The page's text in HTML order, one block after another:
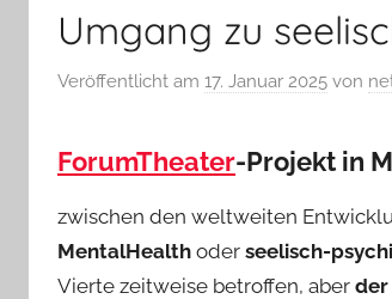
Umgang zu
Veröffentlicht am 17. Januar 2025 von
ForumTheater-Projekt in
zwischen den weltweiten
MentalHealth oder seelisch-
Vierte zeitweise betroffen, aber der